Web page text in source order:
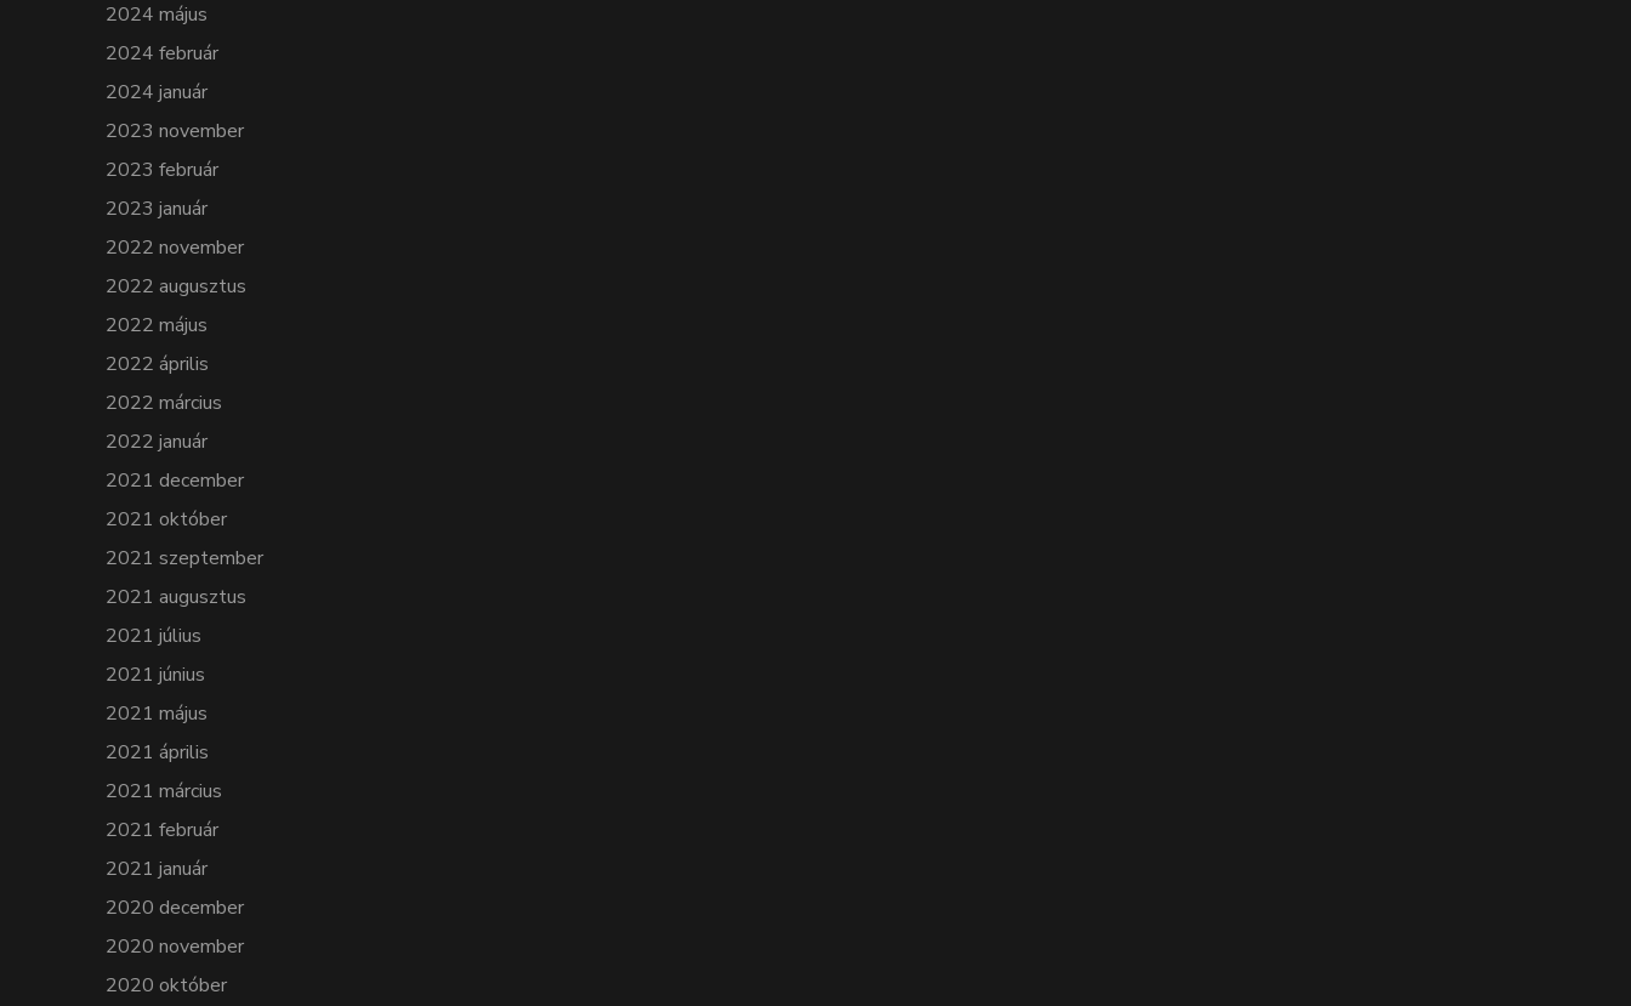
2024 május
2024 február
2024 január
2023 november
2023 február
2023 január
2022 november
2022 augusztus
2022 május
2022 április
2022 március
2022 január
2021 december
2021 október
2021 szeptember
2021 augusztus
2021 július
2021 június
2021 május
2021 április
2021 március
2021 február
2021 január
2020 december
2020 november
2020 október